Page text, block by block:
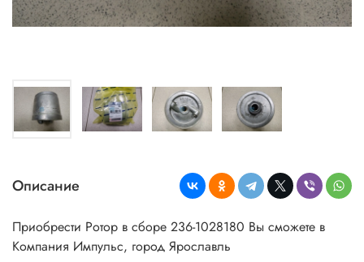
Описание
Приобрести Ротор в сборе 236-1028180 Вы сможете в
Компания Импульс, город Ярославль